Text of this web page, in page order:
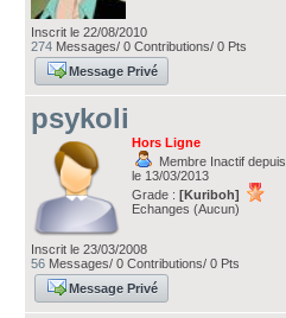
Inscrit le 22/08/2010
274 Messages/ 0 Contributions/ 0 Pts
Message Privé
psykoli
Hors Ligne
Membre Inactif depuis
le 13/03/2013
Grade : [Kuriboh]
Echanges (Aucun)
Inscrit le 23/03/2008
56 Messages/ 0 Contributions/ 0 Pts
Message Privé